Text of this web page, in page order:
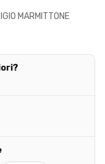
MARMITTONE